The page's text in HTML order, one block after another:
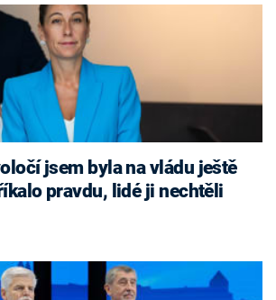
jsem byla na vládu ještě
pravdu, lidé ji nechtěli